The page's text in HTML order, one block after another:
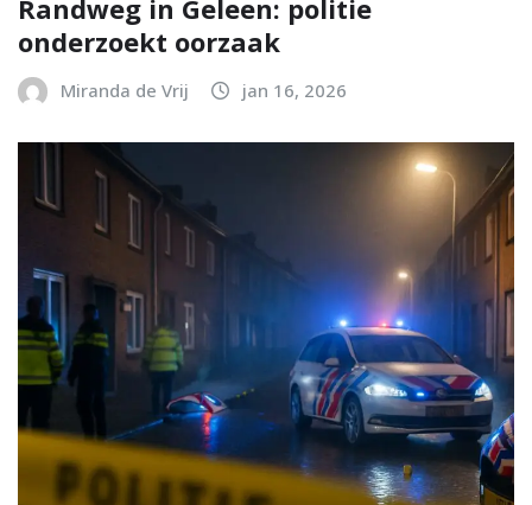
Randweg in Geleen: politie
onderzoekt oorzaak
Miranda de Vrij jan 16, 2026